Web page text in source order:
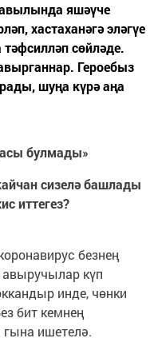
яшәүче
хастаханәгә эләгүе
сөйләде.
Героебыз
шуңа күрә аңа
булмады»
сизелә башлады
иттегез?
безнең
авыручылар күп
инде, чөнки
бит кемнең
ишетелә.